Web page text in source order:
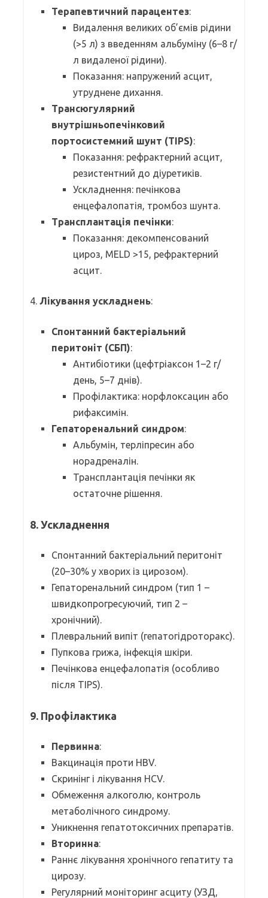
Терапевтичний парацентез:
Видалення великих об’ємів рідини
(>5 л) з введенням альбуміну (6–8 г/
л видаленої рідини).
Показання: напружений асцит,
утруднене дихання.
Трансюгулярний
внутрішньопечінковий
портосистемний шунт (TIPS):
Показання: рефрактерний асцит,
резистентний до діуретиків.
Ускладнення: печінкова
енцефалопатія, тромбоз шунта.
Трансплантація печінки:
Показання: декомпенсований
цироз, MELD >15, рефрактерний
асцит.
4. Лікування ускладнень:
Спонтанний бактеріальний
перитоніт (СБП):
Антибіотики (цефтріаксон 1–2 г/
день, 5–7 днів).
Профілактика: норфлоксацин або
рифаксимін.
Гепаторенальний синдром:
Альбумін, терліпресин або
норадреналін.
Трансплантація печінки як
остаточне рішення.
8. Ускладнення
Спонтанний бактеріальний перитоніт
(20–30% у хворих із цирозом).
Гепаторенальний синдром (тип 1 –
швидкопрогресуючий, тип 2 –
хронічний).
Плевральний випіт (гепатогідроторакс).
Пупкова грижа, інфекція шкіри.
Печінкова енцефалопатія (особливо
після TIPS).
9. Профілактика
Первинна:
Вакцинація проти HBV.
Скринінг і лікування HCV.
Обмеження алкоголю, контроль
метаболічного синдрому.
Уникнення гепатотоксичних препаратів.
Вторинна:
Раннє лікування хронічного гепатиту та
цирозу.
Регулярний моніторинг асциту (УЗД,